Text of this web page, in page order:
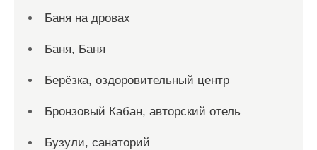
Баня на дровах
Баня, Баня
Берёзка, оздоровительный центр
Бронзовый Кабан, авторский отель
Бузули, санаторий